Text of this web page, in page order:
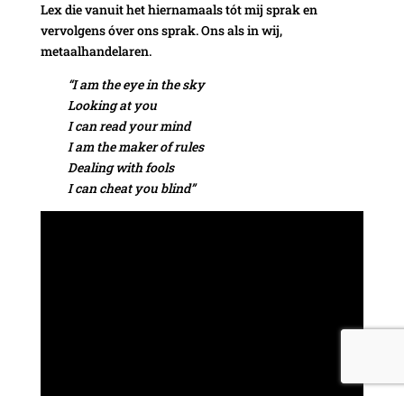
Lex die vanuit het hiernamaals tót mij sprak en
vervolgens óver ons sprak. Ons als in wij,
metaalhandelaren.
“I am the eye in the sky
Looking at you
I can read your mind
I am the maker of rules
Dealing with fools
I can cheat you blind”